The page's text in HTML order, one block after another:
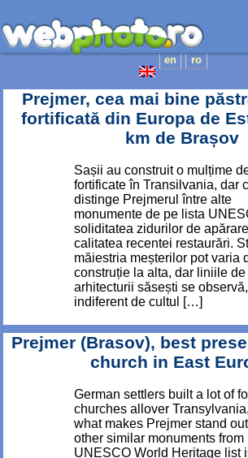
en ro
Home page
Photojournalism
Architecture
Nature
Catalogues
Webdesign
Contact
Prejmer, cea mai bine
fortificată din Europa de
km de Brașov
Sașii au construit o mulțime
fortificate în Transilvania, dar
distinge Prejmerul între alte
monumente de pe lista
soliditatea zidurilor de
calitatea recentei restaurări.
măiestria meșterilor pot varia
construție la alta, dar liniile de
arhitecturii săsești se observă,
indiferent de cultul […]
Prejmer (Brasov), best
church in East
German settlers built a lot of
churches allover
what makes Prejmer stand
other similar monuments from
UNESCO World Heritage list